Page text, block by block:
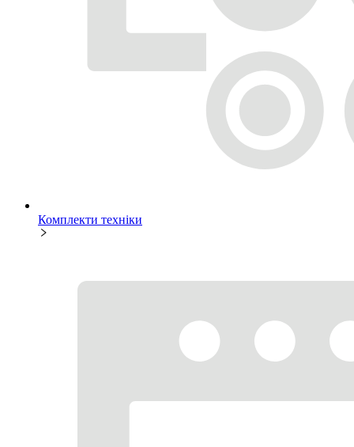
Комплекти техніки